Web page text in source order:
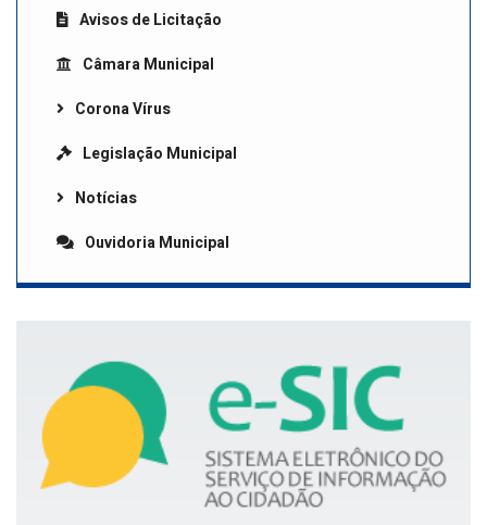
Avisos de Licitação
Câmara Municipal
Corona Vírus
Legislação Municipal
Notícias
Ouvidoria Municipal